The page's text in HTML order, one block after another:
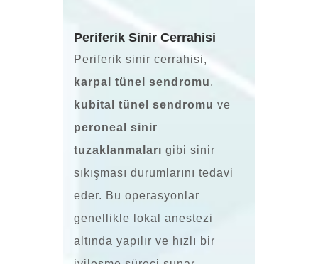
Periferik Sinir Cerrahisi
Periferik sinir cerrahisi,
karpal tünel sendromu,
kubital tünel sendromu ve
peroneal sinir
tuzaklanmaları gibi sinir
sıkışması durumlarını tedavi
eder. Bu operasyonlar
genellikle lokal anestezi
altında yapılır ve hızlı bir